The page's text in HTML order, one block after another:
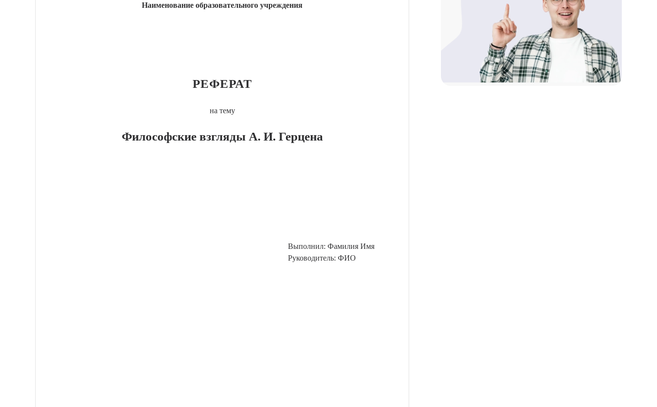
Наименование образовательного учреждения
РЕФЕРАТ
на тему
Философские взгляды А. И. Герцена
Выполнил: Фамилия Имя
Руководитель: ФИО